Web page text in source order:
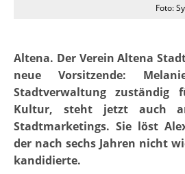
Foto:
Altena. Der Verein Altena
neue Vorsitzende:
Stadtverwaltung zuständig
Kultur, steht jetzt auch
Stadtmarketings. Sie löst
der nach sechs Jahren nicht
kandidierte.